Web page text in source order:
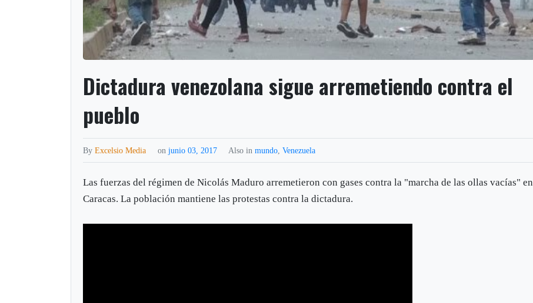
Dictadura venezolana sigue arremetiendo contra el
pueblo
ByExcelsio Media onjunio 03, 2017 Also inmundo ,Venezuela
Las fuerzas del régimen de Nicolás Maduro arremetieron con gases contra la "marcha de las ollas vacías" en
Caracas. La población mantiene las protestas contra la dictadura.